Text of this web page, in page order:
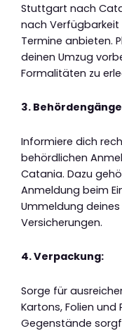
Stuttgart nach
nach Verfügbarkeit
Termine anbieten.
deinen Umzug
Formalitäten zu
3.
Informiere dich
behördlichen
Catania. Dazu
Anmeldung beim
Ummeldung
Versicherungen.
4. Verpackung:
Sorge für
Kartons, Folien und
Gegenstände